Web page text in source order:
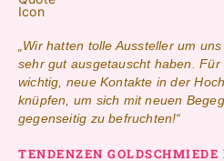
„Wir hatten tolle Aussteller um
sehr gut ausgetauscht haben.
wichtig, neue Kontakte in der
knüpfen, um sich mit neuen
gegenseitig zu befruchten!“
TENDENZEN